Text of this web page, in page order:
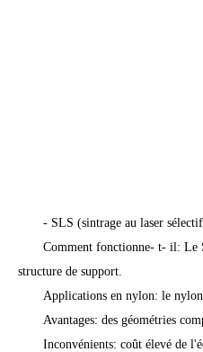
- SLS (sintrage au laser
Comment fonctionne- t- il: Le
structure de support.
Applications en nylon: le nylon
Avantages: des géométries
Inconvénients: coût élevé de